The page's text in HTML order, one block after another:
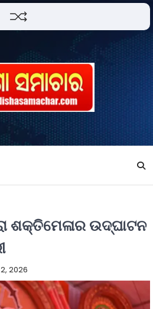
ଶକ୍ତିମେଳାର ଉଦ୍‌ଘାଟନ
2026